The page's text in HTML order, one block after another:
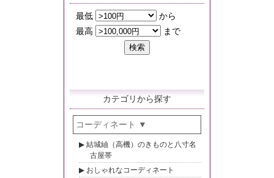
カテゴリから探す
コーディネート
結城紬（高機）のきものと八寸名
古屋帯
おしゃれなコーディネート